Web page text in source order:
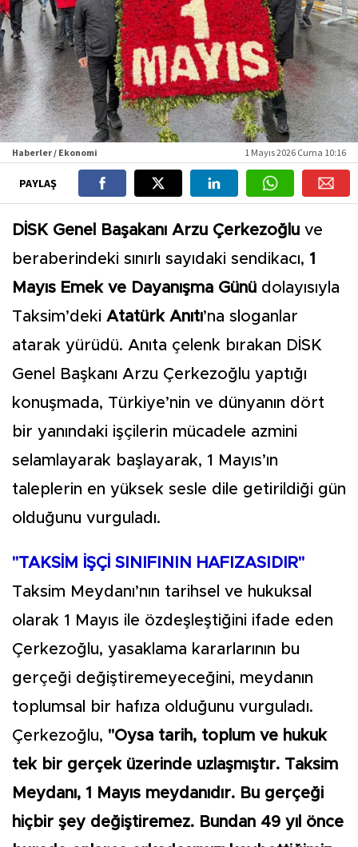
Haberler / Ekonomi 1 Mayıs 2026 Cuma 10:16
PAYLAŞ
DİSK Genel Başakanı Arzu Çerkezoğlu ve
beraberindeki sınırlı sayıdaki sendikacı, 1
Mayıs Emek ve Dayanışma Günü dolayısıyla
Taksim’deki Atatürk Anıtı’na sloganlar
atarak yürüdü. Anıta çelenk bırakan DİSK
Genel Başkanı Arzu Çerkezoğlu yaptığı
konuşmada, Türkiye’nin ve dünyanın dört
bir yanındaki işçilerin mücadele azmini
selamlayarak başlayarak, 1 Mayıs’ın
taleplerin en yüksek sesle dile getirildiği gün
olduğunu vurguladı.
"TAKSİM İŞÇİ SINIFININ HAFIZASIDIR"
Taksim Meydanı’nın tarihsel ve hukuksal
olarak 1 Mayıs ile özdeşleştiğini ifade eden
Çerkezoğlu, yasaklama kararlarının bu
gerçeği değiştiremeyeceğini, meydanın
toplumsal bir hafıza olduğunu vurguladı.
Çerkezoğlu, "Oysa tarih, toplum ve hukuk
tek bir gerçek üzerinde uzlaşmıştır. Taksim
Meydanı, 1 Mayıs meydanıdır. Bu gerçeği
hiçbir şey değiştiremez. Bundan 49 yıl önce